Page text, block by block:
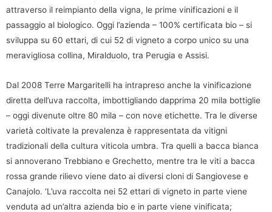
attraverso il reimpianto della vigna, le prime vinificazioni e il
passaggio al biologico. Oggi l’azienda – 100% certificata bio – si
sviluppa su 60 ettari, di cui 52 di vigneto a corpo unico su una
meravigliosa collina, Miralduolo, tra Perugia e Assisi.
Dal 2008 Terre Margaritelli ha intrapreso anche la vinificazione
diretta dell’uva raccolta, imbottigliando dapprima 20 mila bottiglie
– oggi divenute oltre 80 mila – con nove etichette. Tra le diverse
varietà coltivate la prevalenza è rappresentata da vitigni
tradizionali della cultura viticola umbra. Tra quelli a bacca bianca
si annoverano Trebbiano e Grechetto, mentre tra le viti a bacca
rossa grande rilievo viene dato ai diversi cloni di Sangiovese e
Canajolo. ‘L’uva raccolta nei 52 ettari di vigneto in parte viene
venduta ad un’altra azienda bio e in parte viene vinificata;